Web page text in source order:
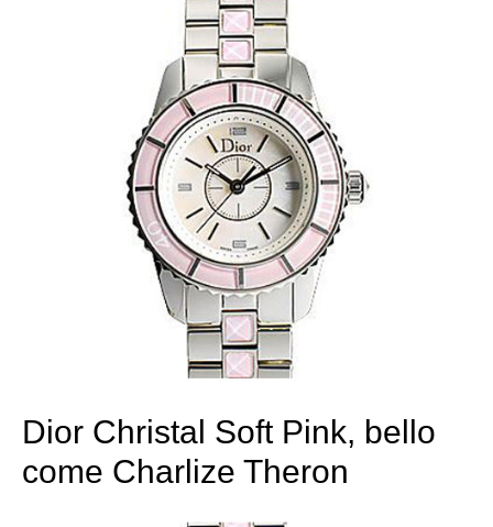
Dior Christal Soft Pink, bello
come Charlize Theron